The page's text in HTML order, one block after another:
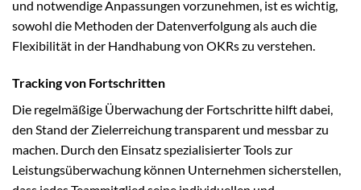
und notwendige Anpassungen vorzunehmen, ist es wichtig,
sowohl die Methoden der Datenverfolgung als auch die
Flexibilität in der Handhabung von OKRs zu verstehen.
Tracking von Fortschritten
Die regelmäßige Überwachung der Fortschritte hilft dabei,
den Stand der Zielerreichung transparent und messbar zu
machen. Durch den Einsatz spezialisierter Tools zur
Leistungsüberwachung können Unternehmen sicherstellen,